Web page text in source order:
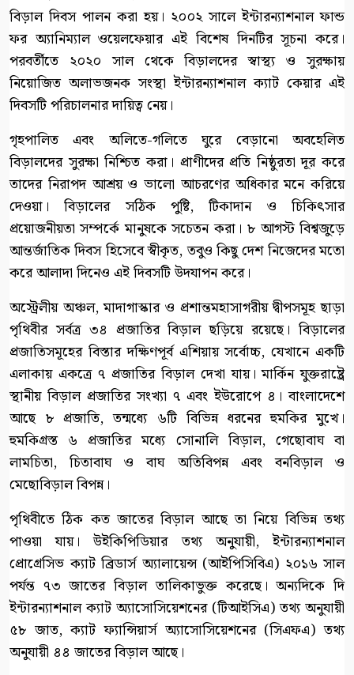
বিড়াল দিবস পালন করা হয়। ২০০২ সালে ইন্টারন্যাশনাল ফান্ড
ফর অ্যানিম্যাল ওয়েলফেয়ার এই বিশেষ দিনটির সূচনা করে।
পরবর্তীতে ২০২০ সাল থেকে বিড়ালদের স্বাস্থ্য ও সুরক্ষায়
নিয়োজিত অলাভজনক সংস্থা ইন্টারন্যাশনাল ক্যাট কেয়ার এই
দিবসটি পরিচালনার দায়িত্ব নেয়।
গৃহপালিত এবং অলিতে-গলিতে ঘুরে বেড়ানো অবহেলিত
বিড়ালদের সুরক্ষা নিশ্চিত করা। প্রাণীদের প্রতি নিষ্ঠুরতা দূর করে
তাদের নিরাপদ আশ্রয় ও ভালো আচরণের অধিকার মনে করিয়ে
দেওয়া। বিড়ালের সঠিক পুষ্টি, টিকাদান ও চিকিৎসার
প্রয়োজনীয়তা সম্পর্কে মানুষকে সচেতন করা। ৮ আগস্ট বিশ্বজুড়ে
আন্তর্জাতিক দিবস হিসেবে স্বীকৃত, তবুও কিছু দেশ নিজেদের মতো
করে আলাদা দিনেও এই দিবসটি উদযাপন করে।
অস্ট্রেলীয় অঞ্চল, মাদাগাস্কার ও প্রশান্তমহাসাগরীয় দ্বীপসমূহ ছাড়া
পৃথিবীর সর্বত্র ৩৪ প্রজাতির বিড়াল ছড়িয়ে রয়েছে। বিড়ালের
প্রজাতিসমূহের বিস্তার দক্ষিণপূর্ব এশিয়ায় সর্বোচ্চ, যেখানে একটি
এলাকায় একত্রে ৭ প্রজাতির বিড়াল দেখা যায়। মার্কিন যুক্তরাষ্ট্রে
স্থানীয় বিড়াল প্রজাতির সংখ্যা ৭ এবং ইউরোপে ৪। বাংলাদেশে
আছে ৮ প্রজাতি, তন্মধ্যে ৬টি বিভিন্ন ধরনের হুমকির মুখে।
হুমকিগ্রস্ত ৬ প্রজাতির মধ্যে সোনালি বিড়াল, গেছোবাঘ বা
লামচিতা, চিতাবাঘ ও বাঘ অতিবিপন্ন এবং বনবিড়াল ও
মেছোবিড়াল বিপন্ন।
পৃথিবীতে ঠিক কত জাতের বিড়াল আছে তা নিয়ে বিভিন্ন তথ্য
পাওয়া যায়। উইকিপিডিয়ার তথ্য অনুযায়ী, ইন্টারন্যাশনাল
প্রোগ্রেসিভ ক্যাট ব্রিডার্স অ্যালায়েন্স (আইপিসিবিএ) ২০১৬ সাল
পর্যন্ত ৭৩ জাতের বিড়াল তালিকাভুক্ত করেছে। অন্যদিকে দি
ইন্টারন্যাশনাল ক্যাট অ্যাসোসিয়েশনের (টিআইসিএ) তথ্য অনুযায়ী
৫৮ জাত, ক্যাট ফ্যান্সিয়ার্স অ্যাসোসিয়েশনের (সিএফএ) তথ্য
অনুযায়ী ৪৪ জাতের বিড়াল আছে।